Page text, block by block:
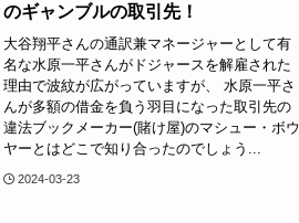
のギャンブルの取引先！
大谷翔平さんの通訳兼マネージャーとして有
名な水原一平さんがドジャースを解雇された
理由で波紋が広がっていますが、 水原一平さ
んが多額の借金を負う羽目になった取引先の
違法ブックメーカー(賭け屋)のマシュー・ボウ
ヤーとはどこで知り合ったのでしょう...
2024-03-23